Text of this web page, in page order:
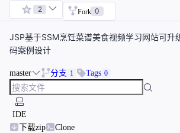
2 Fork 0
JSP基于SSM烹饪菜谱美食视频学习网站可
码案例设计
master 分支 1 Tags 0
IDE
下载zip
Clone